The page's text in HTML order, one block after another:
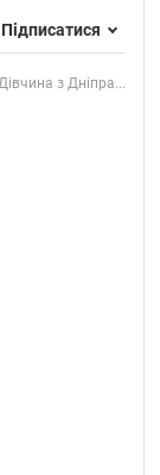
Підписатися
з Дніпра...